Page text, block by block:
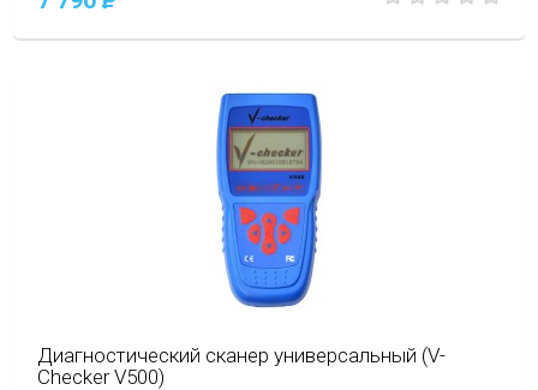
Диагностический сканер универсальный (V-
Checker V500)